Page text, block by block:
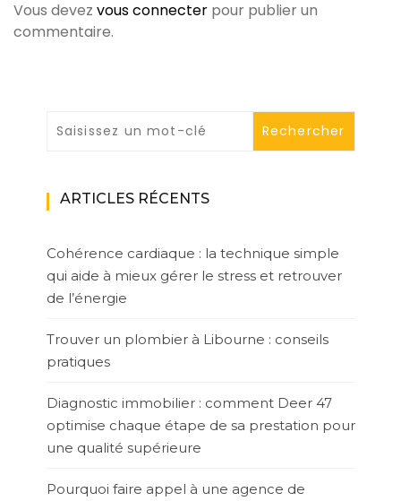
Vous devez vous connecter pour publier un
commentaire.
ARTICLES RÉCENTS
Cohérence cardiaque : la technique simple
qui aide à mieux gérer le stress et retrouver
de l’énergie
Trouver un plombier à Libourne : conseils
pratiques
Diagnostic immobilier : comment Deer 47
optimise chaque étape de sa prestation pour
une qualité supérieure
Pourquoi faire appel à une agence de